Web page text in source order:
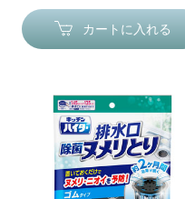
カートに入れる